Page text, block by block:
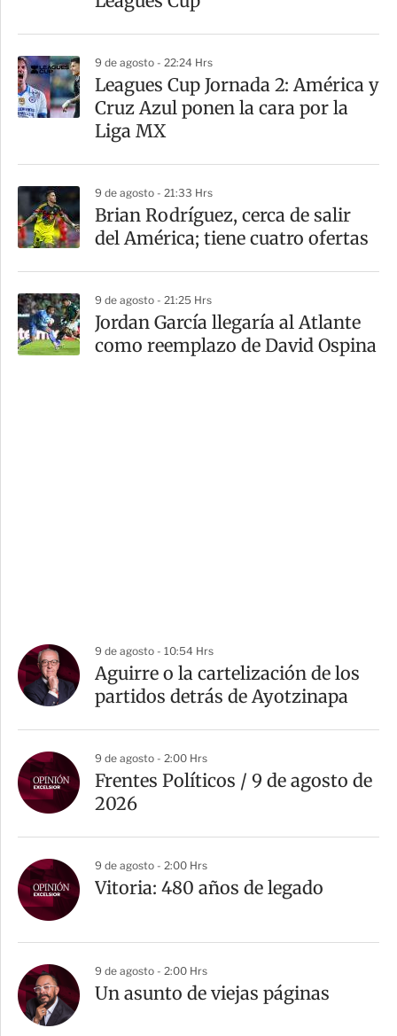
9 de agosto - 22:24 Hrs
Leagues Cup Jornada 2: América y
Cruz Azul ponen la cara por la
Liga MX
9 de agosto - 21:33 Hrs
Brian Rodríguez, cerca de salir
del América; tiene cuatro ofertas
9 de agosto - 21:25 Hrs
Jordan García llegaría al Atlante
como reemplazo de David Ospina
9 de agosto - 10:54 Hrs
Aguirre o la cartelización de los
partidos detrás de Ayotzinapa
9 de agosto - 2:00 Hrs
Frentes Políticos / 9 de agosto de
2026
9 de agosto - 2:00 Hrs
Vitoria: 480 años de legado
9 de agosto - 2:00 Hrs
Un asunto de viejas páginas